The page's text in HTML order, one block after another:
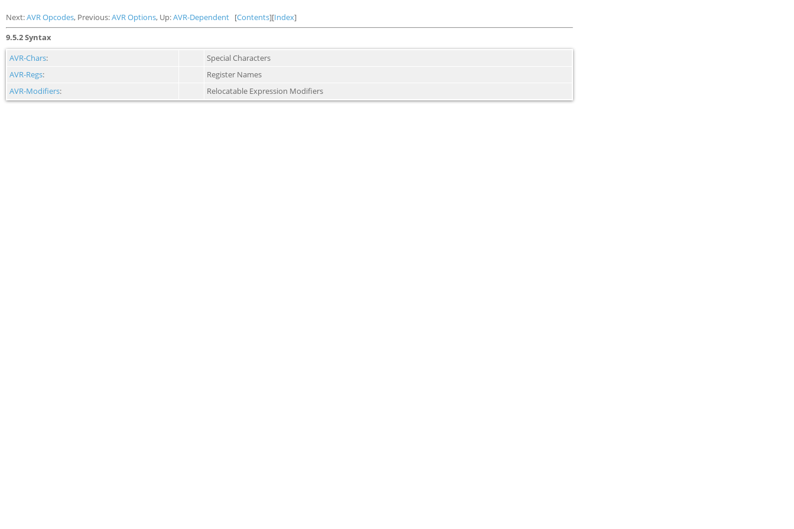
Next:AVR Opcodes, Previous:AVR Options, Up:AVR-Dependent [Contents][Index]
9.5.2 Syntax
AVR-Chars:
Special Characters
AVR-Regs:
Register Names
AVR-Modifiers: Relocatable Expression Modifiers